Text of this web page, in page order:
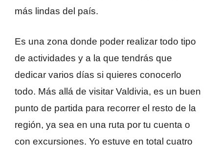
más lindas del país.
Es una zona donde poder realizar todo tipo
de actividades y a la que tendrás que
dedicar varios días si quieres conocerlo
todo. Más allá de visitar Valdivia, es un buen
punto de partida para recorrer el resto de la
región, ya sea en una ruta por tu cuenta o
con excursiones. Yo estuve en total cuatro